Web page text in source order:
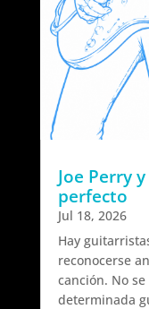
Joe Perry
perfecto
Jul 18, 2026
Hay
reconocerse
canción. No
determinada